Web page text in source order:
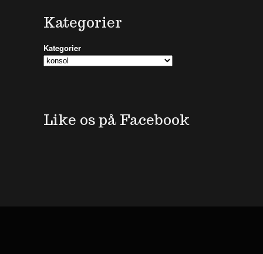
Kategorier
Kategorier
Like os på Facebook